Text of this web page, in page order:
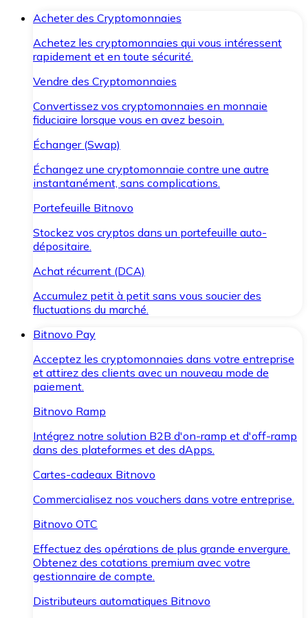
Acheter des Cryptomonnaies
Achetez les cryptomonnaies qui vous intéressent
rapidement et en toute sécurité.
Vendre des Cryptomonnaies
Convertissez vos cryptomonnaies en monnaie
fiduciaire lorsque vous en avez besoin.
Échanger (Swap)
Échangez une cryptomonnaie contre une autre
instantanément, sans complications.
Portefeuille Bitnovo
Stockez vos cryptos dans un portefeuille auto-
dépositaire.
Achat récurrent (DCA)
Accumulez petit à petit sans vous soucier des
fluctuations du marché.
Bitnovo Pay
Acceptez les cryptomonnaies dans votre entreprise
et attirez des clients avec un nouveau mode de
paiement.
Bitnovo Ramp
Intégrez notre solution B2B d'on-ramp et d'off-ramp
dans des plateformes et des dApps.
Cartes-cadeaux Bitnovo
Commercialisez nos vouchers dans votre entreprise.
Bitnovo OTC
Effectuez des opérations de plus grande envergure.
Obtenez des cotations premium avec votre
gestionnaire de compte.
Distributeurs automatiques Bitnovo